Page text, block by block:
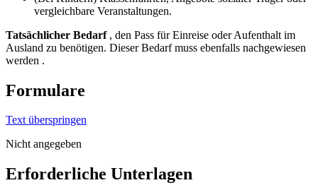
vergleichbare Veranstaltungen.
Tatsächlicher Bedarf, den Pass für Einreise oder Aufenthalt im
Ausland zu benötigen. Dieser Bedarf muss ebenfalls nachgewiesen
werden .
Formulare
Text überspringen
Nicht angegeben
Erforderliche Unterlagen